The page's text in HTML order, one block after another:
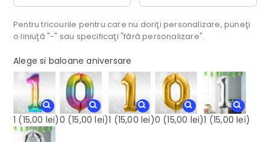
Pentru tricourile pentru care nu doriţi personalizare, puneţi
o liniuţă "-" sau specificaţi "fără personalizare".
Alege si baloane aniversare
1 (15,00 lei)0 (15,00 lei)1 (15,00 lei)0 (15,00 lei)1 (15,00 lei)